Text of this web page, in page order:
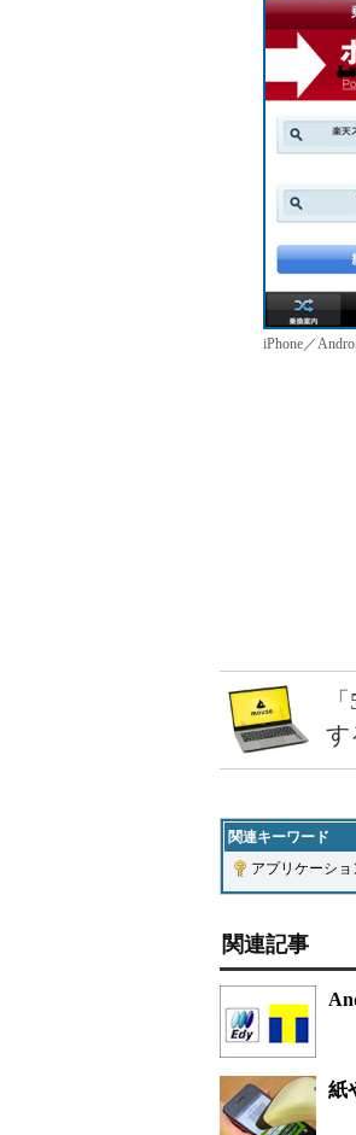
iPhone／
す
関連キーワード
アプリケーショ
関連記事
紙